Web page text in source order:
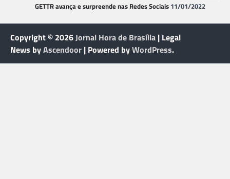
GETTR avança e surpreende nas Redes Sociais 11/01/2022
Copyright © 2026Jornal Hora de Brasília | Legal
News byAscendoor | Powered byWordPress.